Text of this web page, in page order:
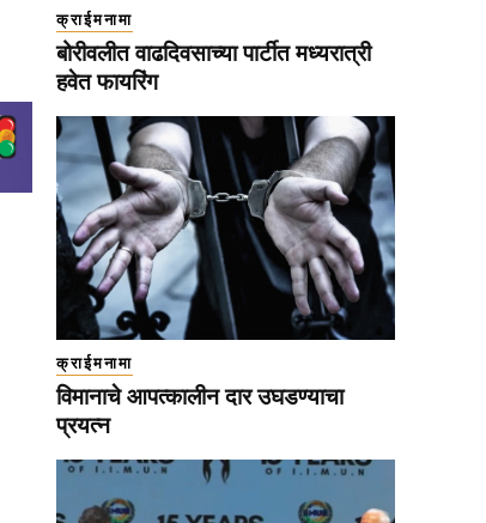
क्राईमनामा
बोरीवलीत वाढदिवसाच्या पार्टीत मध्यरात्री
हवेत फायरिंग
क्राईमनामा
विमानाचे आपत्कालीन दार उघडण्याचा
प्रयत्न